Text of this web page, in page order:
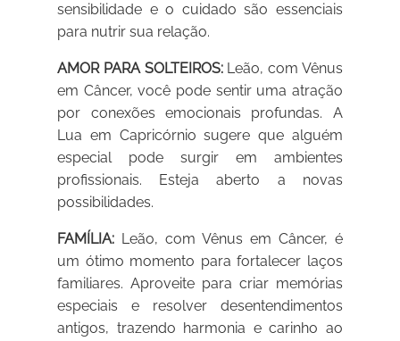
sensibilidade e o cuidado são essenciais
para nutrir sua relação.
AMOR PARA SOLTEIROS:Leão, com Vênus
em Câncer, você pode sentir uma atração
por conexões emocionais profundas. A
Lua em Capricórnio sugere que alguém
especial pode surgir em ambientes
profissionais. Esteja aberto a novas
possibilidades.
FAMÍLIA: Leão, com Vênus em Câncer, é
um ótimo momento para fortalecer laços
familiares. Aproveite para criar memórias
especiais e resolver desentendimentos
antigos, trazendo harmonia e carinho ao